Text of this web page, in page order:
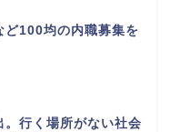
ど100均の内職募集を
。行く場所がない社会